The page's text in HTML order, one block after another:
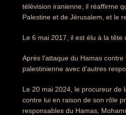
télévision iranienne, il réaffirme
Palestine et de Jérusalem, et le
Le 6 mai 2017, il est élu à la tête
Après l'attaque du Hamas
palestinienne avec d’autres
Le 20 mai 2024, le procureur de
contre lui en raison de son rôle
responsables du Hamas,